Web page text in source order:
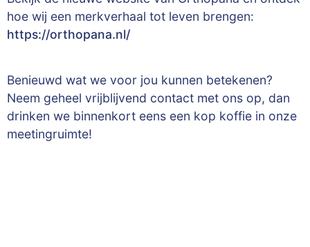
hoe wij een merkverhaal tot leven brengen:
https://orthopana.nl/
Benieuwd wat we voor jou kunnen betekenen?
Neem geheel vrijblijvend contact met ons op, dan
drinken we binnenkort eens een kop koffie in onze
meetingruimte!